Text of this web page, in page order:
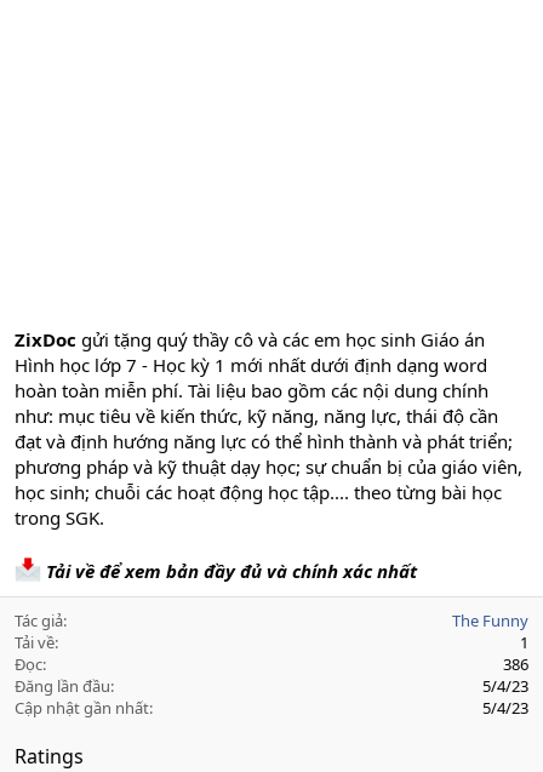
ZixDoc gửi tặng quý thầy cô và các em học sinh Giáo án
Hình học lớp 7 - Học kỳ 1 mới nhất dưới định dạng word
hoàn toàn miễn phí. Tài liệu bao gồm các nội dung chính
như: mục tiêu về kiến thức, kỹ năng, năng lực, thái độ cần
đạt và định hướng năng lực có thể hình thành và phát triển;
phương pháp và kỹ thuật dạy học; sự chuẩn bị của giáo viên,
học sinh; chuỗi các hoạt động học tập.... theo từng bài học
trong SGK.
Tải về để xem bản đầy đủ và chính xác nhất
Tác giả
The Funny
Tải về
1
Đọc
386
Đăng lần đầu
5/4/23
Cập nhật gần nhất
5/4/23
Ratings